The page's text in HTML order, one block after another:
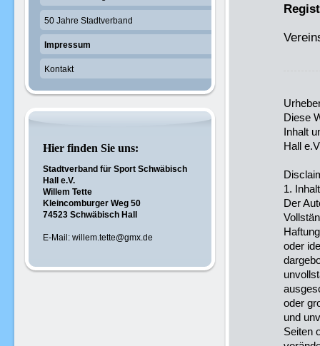
Diese
Inhalt
Hall
1.
Der
oder
oder
und
Seiten
50 Jahre Stadtverband
Impressum
Kontakt
Hier finden Sie uns:
Stadtverband für Sport Schwäbisch
Hall e.V.
Willem Tette
Kleincomburger Weg 50
74523 Schwäbisch Hall
E-Mail: willem.tette@gmx.de